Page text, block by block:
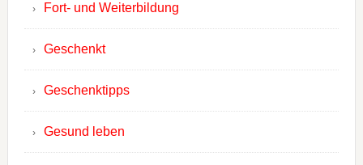
Fort- und Weiterbildung
Geschenkt
Geschenktipps
Gesund leben